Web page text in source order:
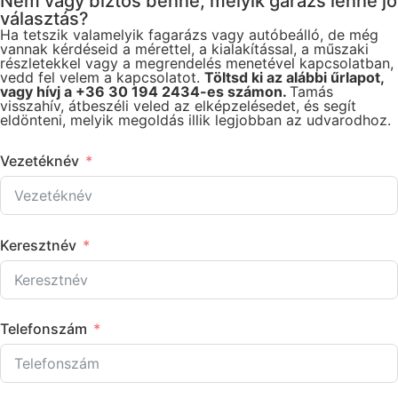
választás?
Ha tetszik valamelyik fagarázs vagy autóbeálló, de még
vannak kérdéseid a mérettel, a kialakítással, a műszaki
részletekkel vagy a megrendelés menetével kapcsolatban,
vedd fel velem a kapcsolatot. Töltsd ki az alábbi űrlapot,
vagy hívj a +36 30 194 2434-es számon. Tamás
visszahív, átbeszéli veled az elképzelésedet, és segít
eldönteni, melyik megoldás illik legjobban az udvarodhoz.
Vezetéknév
Keresztnév
Telefonszám